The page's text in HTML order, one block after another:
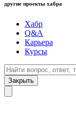
другие проекты хабра
Хабр
Q&A
Карьера
Курсы
Закрыть